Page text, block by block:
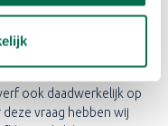
ook daadwerkelijk op
vraag hebben wij